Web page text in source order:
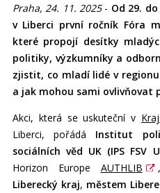
Praha, 24. 11. 2025 - Od 29.
v Liberci první ročník Fóra
které propojí desítky
politiky, výzkumníky a
zjistit, co mladí lidé v
a jak mohou sami ovlivňovat
Akci, která se uskuteční v
Liberci, pořádá Institut
sociálních věd UK (IPS FSV
Horizon Europe AUTHLIB
Liberecký kraj, městem